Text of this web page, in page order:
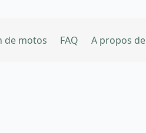
de motos FAQ A propos de